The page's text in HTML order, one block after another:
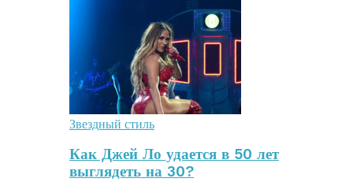
Звездный стиль
Как Джей Ло удается в 50 лет
выглядеть на 30?